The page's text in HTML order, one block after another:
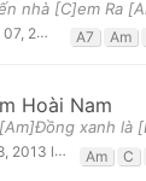
09:10pm A7 Am
Hoài Nam
04:27pm Am C